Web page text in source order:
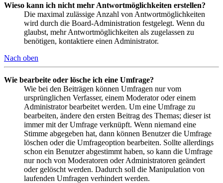
Wieso kann ich nicht mehr Antwortmöglichkeiten erstellen?
Die maximal zulässige Anzahl von Antwortmöglichkeiten
wird durch die Board-Administration festgelegt. Wenn du
glaubst, mehr Antwortmöglichkeiten als zugelassen zu
benötigen, kontaktiere einen Administrator.
Nach oben
Wie bearbeite oder lösche ich eine Umfrage?
Wie bei den Beiträgen können Umfragen nur vom
ursprünglichen Verfasser, einem Moderator oder einem
Administrator bearbeitet werden. Um eine Umfrage zu
bearbeiten, ändere den ersten Beitrag des Themas; dieser ist
immer mit der Umfrage verknüpft. Wenn niemand eine
Stimme abgegeben hat, dann können Benutzer die Umfrage
löschen oder die Umfrageoption bearbeiten. Sollte allerdings
schon ein Benutzer abgestimmt haben, so kann die Umfrage
nur noch von Moderatoren oder Administratoren geändert
oder gelöscht werden. Dadurch soll die Manipulation von
laufenden Umfragen verhindert werden.